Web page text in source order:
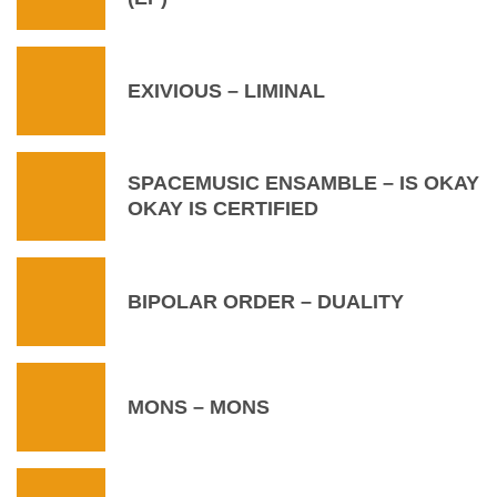
EXIVIOUS – LIMINAL
SPACEMUSIC ENSAMBLE – IS OKAY
OKAY IS CERTIFIED
BIPOLAR ORDER – DUALITY
MONS – MONS